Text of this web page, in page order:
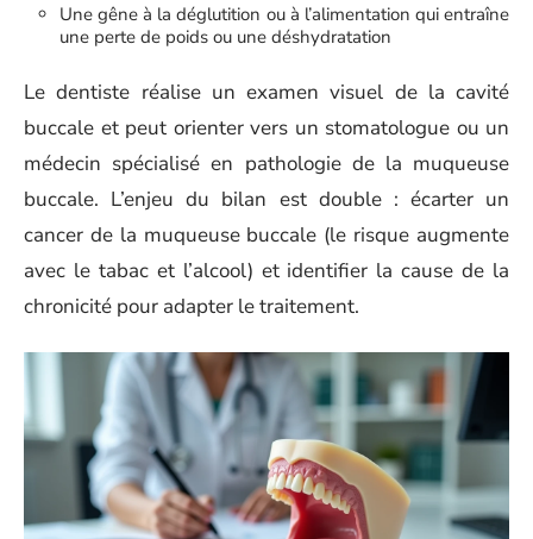
Une gêne à la déglutition ou à l’alimentation qui entraîne
une perte de poids ou une déshydratation
Le dentiste réalise un examen visuel de la cavité
buccale et peut orienter vers un stomatologue ou un
médecin spécialisé en pathologie de la muqueuse
buccale. L’enjeu du bilan est double : écarter un
cancer de la muqueuse buccale (le risque augmente
avec le tabac et l’alcool) et identifier la cause de la
chronicité pour adapter le traitement.